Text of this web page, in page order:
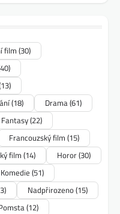
film(30)
(18) Drama(61)
Fantasy(22)
Francouzský film (15)
film (14) Horor(30)
Komedie (51)
Nadpřirozeno(15)
(12)